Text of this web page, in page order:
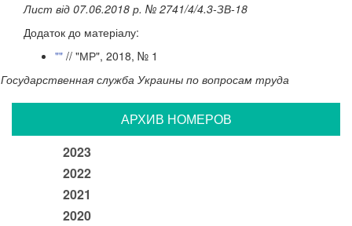
Лист від 07.06.2018 р. № 2741/4/4.3-ЗВ-18
Додаток до матеріалу:
"" // "МР", 2018, № 1
Государственная служба Украины по вопросам труда
АРХИВ НОМЕРОВ
2023
2022
2021
2020